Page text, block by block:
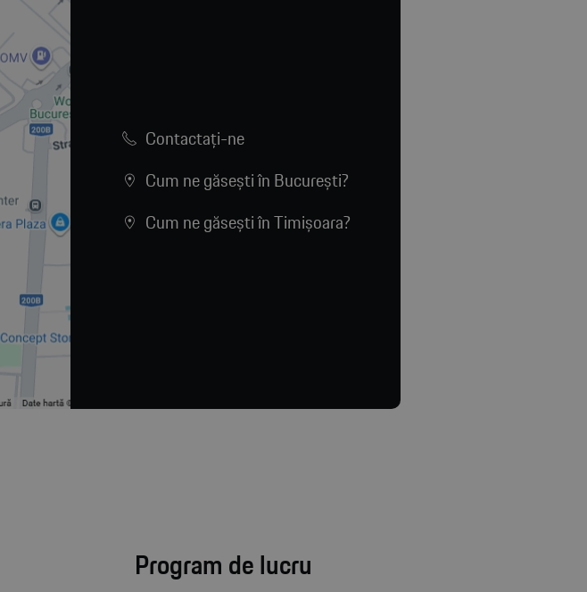
Contactaţi-ne
Cum ne găsești în București?
Cum ne găsești în Timișoara?
Program de lucru